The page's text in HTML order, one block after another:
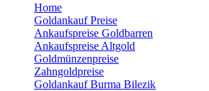
Home
Goldankauf Preise
Ankaufspreise Goldbarren
Ankaufspreise Altgold
Goldmünzenpreise
Zahngoldpreise
Goldankauf Burma Bilezik